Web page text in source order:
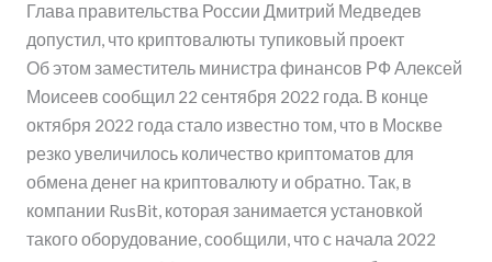
Глава правительства России Дмитрий Медведев
допустил, что криптовалюты тупиковый проект
Об этом заместитель министра финансов РФ Алексей
Моисеев сообщил 22 сентября 2022 года. В конце
октября 2022 года стало известно том, что в Москве
резко увеличилось количество криптоматов для
обмена денег на криптовалюту и обратно. Так, в
компании RusBit, которая занимается установкой
такого оборудование, сообщили, что с начала 2022